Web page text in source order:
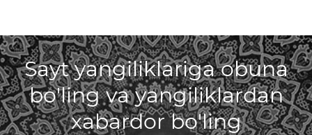
Sayt yangiliklariga obuna
bo'ling va yangiliklardan
xabardor bo'ling